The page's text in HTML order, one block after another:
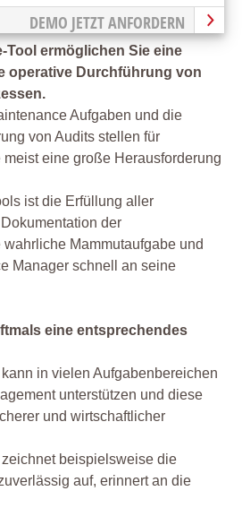
DEMO JETZT ANFORDERN
Tool ermöglichen Sie eine
operative Durchführung von
Aufgaben und die
von Audits stellen für
eine große Herausforderung
ist die Erfüllung aller
der
wahrliche Mammutaufgabe und
Manager schnell an seine
eine entsprechendes
in vielen Aufgabenbereichen
unterstützen und diese
und wirtschaftlicher
beispielsweise die
auf, erinnert an die